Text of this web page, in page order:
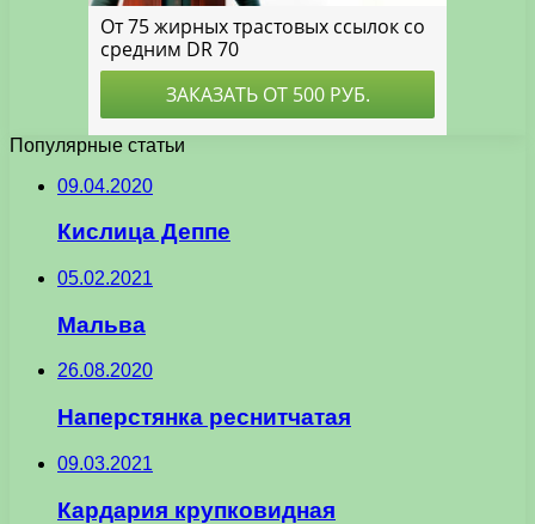
Популярные статьи
09.04.2020
Кислица Деппе
05.02.2021
Мальва
26.08.2020
Наперстянка реснитчатая
09.03.2021
Кардария крупковидная